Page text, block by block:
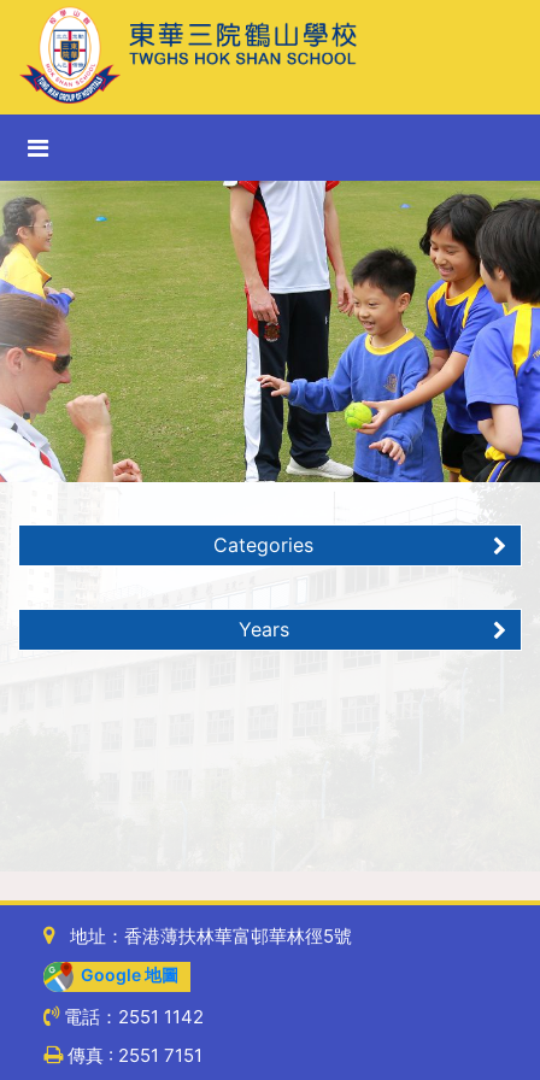
Categories
Years
地址：香港薄扶林華富邨華林徑5號
Google 地圖
電話：2551 1142
傳真 : 2551 7151